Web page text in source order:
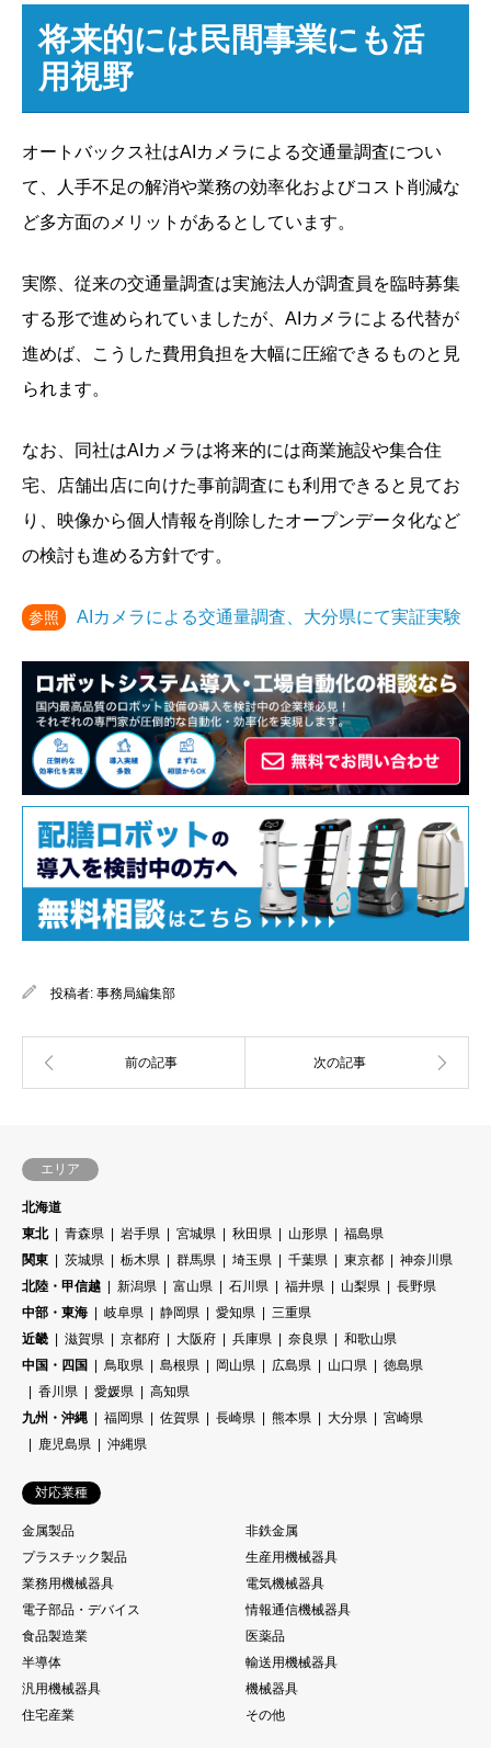
将来的には民間事業にも活
用視野
オートバックス社はAIカメラによる交通量調査につい
て、人手不足の解消や業務の効率化およびコスト削減な
ど多方面のメリットがあるとしています。
実際、従来の交通量調査は実施法人が調査員を臨時募集
する形で進められていましたが、AIカメラによる代替が
進めば、こうした費用負担を大幅に圧縮できるものと見
られます。
なお、同社はAIカメラは将来的には商業施設や集合住
宅、店舗出店に向けた事前調査にも利用できると見てお
り、映像から個人情報を削除したオープンデータ化など
の検討も進める方針です。
参照 AIカメラによる交通量調査、大分県にて実証実験
投稿者: 事務局編集部
エリア
北海道
東北
青森県 岩手県 宮城県 秋田県 山形県
福島県
関東
茨城県 栃木県 群馬県 埼玉県 千葉県 東京都
神奈川県
北陸・甲信越
新潟県 富山県 石川県 福井県 山梨県
長野県
中部・東海
岐阜県 静岡県 愛知県
三重県
近畿
滋賀県 京都府 大阪府 兵庫県 奈良県
和歌山県
中国・四国
鳥取県 島根県 岡山県 広島県 山口県
徳島県
香川県
愛媛県
高知県
九州・沖縄
福岡県 佐賀県 長崎県 熊本県 大分県
宮崎県
鹿児島県
沖縄県
対応業種
金属製品
非鉄金属
プラスチック製品
生産用機械器具
業務用機械器具
電気機械器具
電子部品・デバイス
情報通信機械器具
食品製造業
医薬品
半導体
輸送用機械器具
汎用機械器具
機械器具
住宅産業
その他